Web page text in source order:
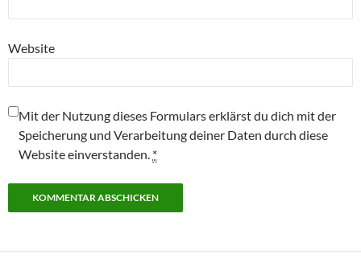
Website
Mit der Nutzung dieses Formulars erklärst du dich mit der
Speicherung und Verarbeitung deiner Daten durch diese
Website einverstanden. *